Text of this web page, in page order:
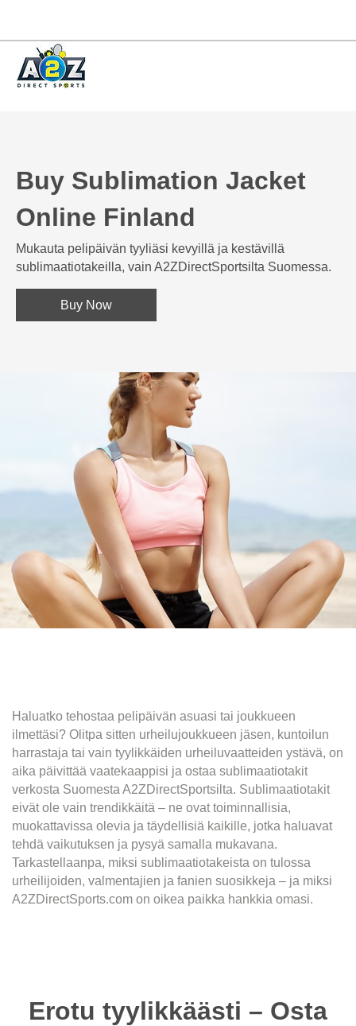
Buy Sublimation Jacket
Online Finland
Mukauta pelipäivän tyyliäsi kevyillä ja kestävillä
sublimaatiotakeilla, vain A2ZDirectSportsilta Suomessa.
Buy Now
Haluatko tehostaa pelipäivän asuasi tai joukkueen
ilmettäsi? Olitpa sitten urheilujoukkueen jäsen, kuntoilun
harrastaja tai vain tyylikkäiden urheiluvaatteiden ystävä, on
aika päivittää vaatekaappisi ja ostaa sublimaatiotakit
verkosta Suomesta A2ZDirectSportsilta. Sublimaatiotakit
eivät ole vain trendikkäitä – ne ovat toiminnallisia,
muokattavissa olevia ja täydellisiä kaikille, jotka haluavat
tehdä vaikutuksen ja pysyä samalla mukavana.
Tarkastellaanpa, miksi sublimaatiotakeista on tulossa
urheilijoiden, valmentajien ja fanien suosikkeja – ja miksi
A2ZDirectSports.com on oikea paikka hankkia omasi.
Erotu tyylikkäästi – Osta